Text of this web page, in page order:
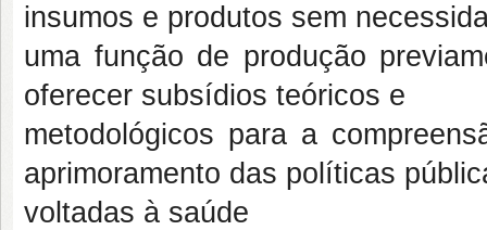
insumos e produtos sem
uma função de produção
oferecer subsídios teóricos e
metodológicos para a
aprimoramento das políticas
voltadas à saúde